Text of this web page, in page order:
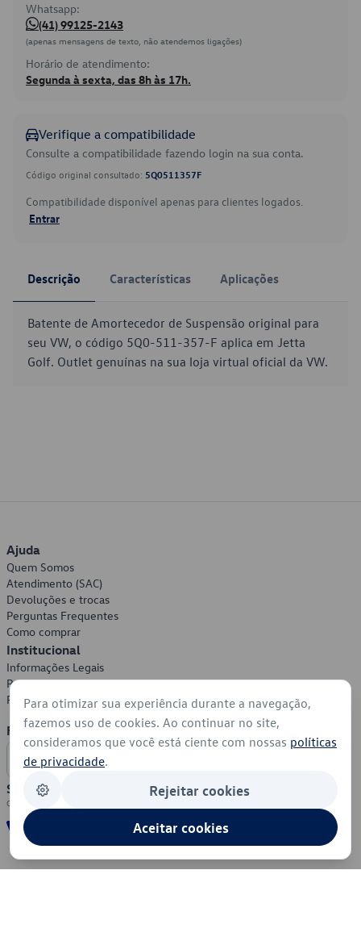
Whatsapp:
(41) 99125-2143
(apenas mensagens de texto, não atendemos ligações)
Horário de atendimento:
Segunda à sexta, das 8h às 17h.
Verifique a compatibilidade
Consulte a compatibilidade fazendo login na sua conta.
Código original consultado: 5Q0511357F
Compatibilidade disponível apenas para clientes logados.
Entrar
Descrição Características Aplicações
Batente de Amortecedor de Suspensão original para
seu VW, o código 5Q0-511-357-F aplica em Jetta
Golf. Outlet genuínas na sua loja virtual oficial da VW.
Ajuda
Quem Somos
Atendimento (SAC)
Devoluções e trocas
Perguntas Frequentes
Como comprar
Institucional
Informações Legais
Política de Privacidade
Política de Cookies
Formas de Pagamento
Segurança
Para otimizar sua experiência durante a navegação,
fazemos uso de cookies. Ao continuar no site,
consideramos que você está ciente com nossas políticas
de privacidade.
Rejeitar cookies
Aceitar cookies